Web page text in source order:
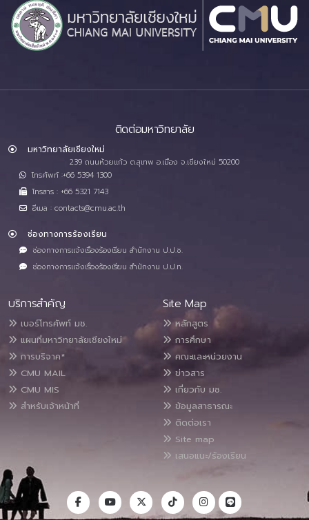
ติดต่อมหาวิทยาลัย
มหาวิทยาลัยเชียงใหม่
239 ถนนห้วยแก้ว ต.สุเทพ อ.เมือง จ.เชียงใหม่ 50200
โทรศัพท์ :+66 5394 1300
โทรสาร : +66 5321 7143
อีเมล : contacts@cmu.ac.th
ช่องทางการร้องเรียน
ช่องทางการแจ้งเรื่องร้องเรียน สำนักงาน ป.ป.ช.
ช่องทางการแจ้งเรื่องร้องเรียน สำนักงาน ป.ป.ท.
บริการสำคัญ
เบอร์โทรศัพท์ มช.
แผนที่มหาวิทยาลัยเชียงใหม่
การบริจาค*
CMU MAIL
CMU MIS
สำหรับเจ้าหน้าที่
Site Map
หลักสูตร
การศึกษา
คณะและหน่วยงาน
ข่าวสาร
เกี่ยวกับ มช.
ข้อมูลสาธารณะ
ติดต่อเรา
Site map
เสนอแนะ/ร้องเรียน